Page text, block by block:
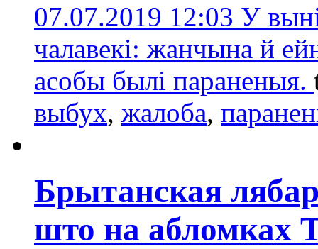
07.07.2019 12:03 У
чалавекі: жанчына й
асобы былі параненыя.
выбух, жалобa,
Брытанская
што на абломках